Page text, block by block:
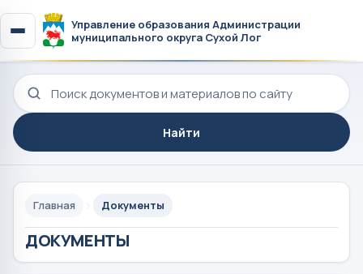
Управление образования Администрации
муниципального округа Сухой Лог
Поиск по сайту
Найти
Главная Документы
ДОКУМЕНТЫ